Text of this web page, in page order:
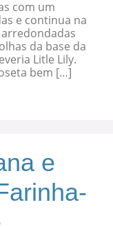
com um
e continua na
da base da
Litle Lily.
bem […]
e